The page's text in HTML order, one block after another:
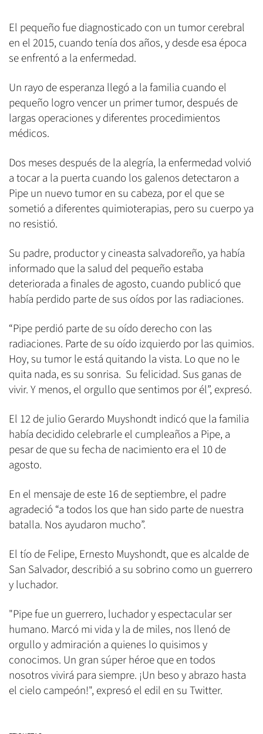
El pequeño fue diagnosticado con un tumor cerebral
en el 2015, cuando tenía dos años, y desde esa época
se enfrentó a la enfermedad.
Un rayo de esperanza llegó a la familia cuando el
pequeño logro vencer un primer tumor, después de
largas operaciones y diferentes procedimientos
médicos.
Dos meses después de la alegría, la enfermedad volvió
a tocar a la puerta cuando los galenos detectaron a
Pipe un nuevo tumor en su cabeza, por el que se
sometió a diferentes quimioterapias, pero su cuerpo ya
no resistió.
Su padre, productor y cineasta salvadoreño, ya había
informado que la salud del pequeño estaba
deteriorada a finales de agosto, cuando publicó que
había perdido parte de sus oídos por las radiaciones.
“Pipe perdió parte de su oído derecho con las
radiaciones. Parte de su oído izquierdo por las quimios.
Hoy, su tumor le está quitando la vista. Lo que no le
quita nada, es su sonrisa. Su felicidad. Sus ganas de
vivir. Y menos, el orgullo que sentimos por él”, expresó.
El 12 de julio Gerardo Muyshondt indicó que la familia
había decidido celebrarle el cumpleaños a Pipe, a
pesar de que su fecha de nacimiento era el 10 de
agosto.
En el mensaje de este 16 de septiembre, el padre
agradeció “a todos los que han sido parte de nuestra
batalla. Nos ayudaron mucho”.
El tío de Felipe, Ernesto Muyshondt, que es alcalde de
San Salvador, describió a su sobrino como un guerrero
y luchador.
"Pipefue un guerrero, luchador y espectacular ser
humano. Marcó mi vida y la de miles, nos llenó de
orgullo y admiración a quienes lo quisimos y
conocimos. Un gran súper héroe que en todos
nosotros vivirá para siempre. ¡Un beso y abrazo hasta
el cielo campeón!", expresó el edil en su Twitter.